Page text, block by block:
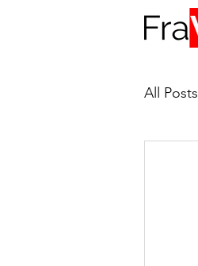
All Posts